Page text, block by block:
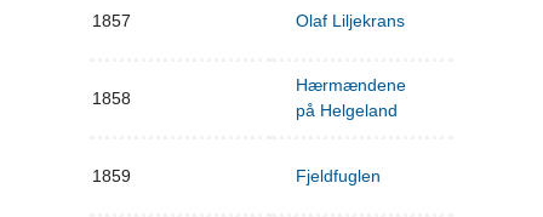
1857 Olaf Liljekrans
1858
Hærmændene
på Helgeland
1859 Fjeldfuglen